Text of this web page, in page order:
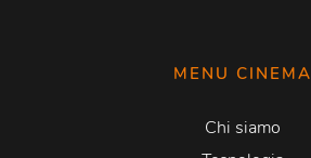
MENU CINEMA
Chi siamo